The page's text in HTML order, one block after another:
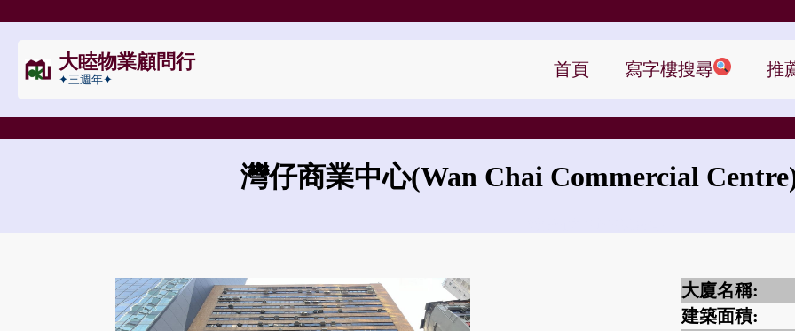
大睦物業顧問行
✦三週年✦
首頁 寫字樓搜尋 推
灣仔商業中心(Wan Chai Commercial
大廈名稱:
建築面積: